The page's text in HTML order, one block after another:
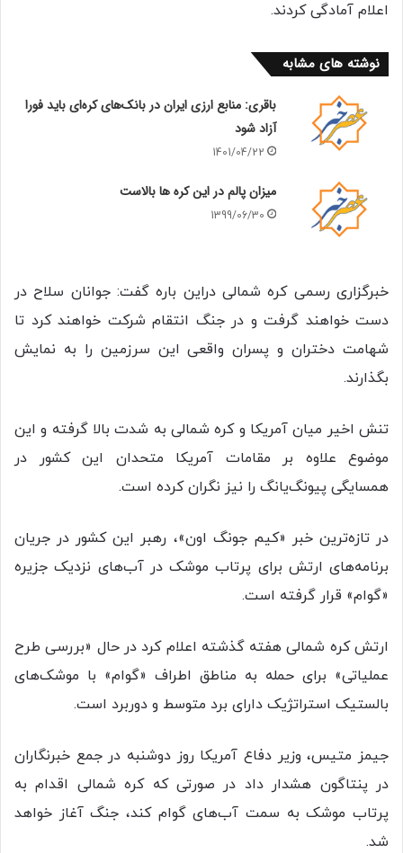
اعلام آمادگی کردند.
نوشته های مشابه
باقری: منابع ارزی ایران در بانک‌های کره‌ای باید فورا
آزاد شود
1401/04/22
میزان پالم در این کره ها بالاست
1399/06/30
خبرگزاری رسمی کره شمالی دراین باره گفت: جوانان سلاح در
دست خواهند گرفت و در جنگ انتقام شرکت خواهند کرد تا
شهامت دختران و پسران واقعی این سرزمین را به نمایش
بگذارند.
تنش اخیر میان آمریکا و کره شمالی به شدت بالا گرفته و این
موضوع علاوه بر مقامات آمریکا متحدان این کشور در
همسایگی پیونگ‌یانگ را نیز نگران کرده است.
در تازه‌ترین خبر «کیم جونگ اون»، رهبر این کشور در جریان
برنامه‌های ارتش برای پرتاب موشک در آب‌های نزدیک جزیره
«گوام» قرار گرفته است.
ارتش کره شمالی هفته گذشته اعلام کرد در حال «بررسی طرح
عملیاتی» برای حمله به مناطق اطراف «گوام» با موشک‌های
بالستیک استراتژیک دارای برد متوسط و دوربرد است.
جیمز متیس، وزیر دفاع آمریکا روز دوشنبه در جمع خبرنگاران
در پنتاگون هشدار داد در صورتی که کره شمالی اقدام به
پرتاب موشک به سمت آب‌های گوام کند، جنگ آغاز خواهد
شد.